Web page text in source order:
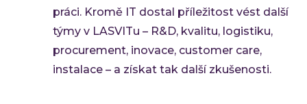
práci. Kromě IT dostal příležitost vést další
týmy v LASVITu – R&D, kvalitu, logistiku,
procurement, inovace, customer care,
instalace – a získat tak další zkušenosti.